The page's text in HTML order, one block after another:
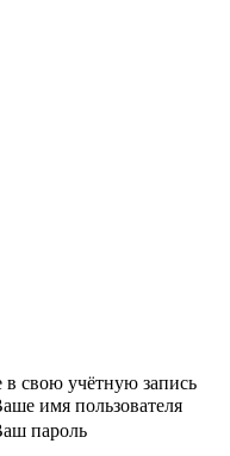
свою учётную запись
имя пользователя
пароль